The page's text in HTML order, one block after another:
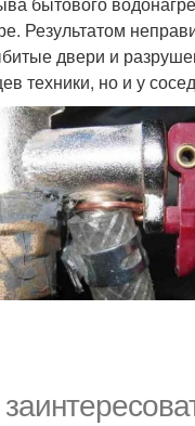
Результатом
двери и
техники, но и у